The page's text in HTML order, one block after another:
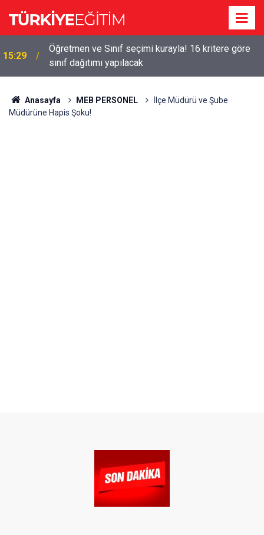
15:29
Öğretmen ve Sınıf seçimi kurayla! 16 kritere göre
sınıf dağıtımı yapılacak
Anasayfa MEB PERSONEL
İlçe Müdürü ve Şube
Müdürüne Hapis Şoku!